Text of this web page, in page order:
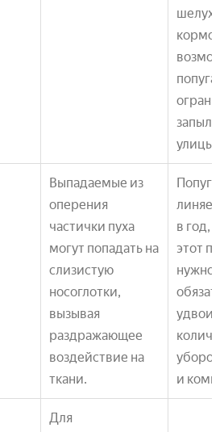
шелухи
улицы.
Выпадаемые из
оперения
частички пуха
могут попадать на
слизистую
носоглотки,
вызывая
раздражающее
воздействие на
ткани.
линяет
в год,
этот
нужно
уборок
и
Для